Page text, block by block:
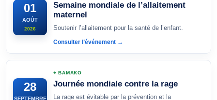
01
AOÛT
2026
Semaine mondiale de l’allaitement
maternel
Soutenir l’allaitement pour la santé de l’enfant.
Consulter l’événement →
28
SEPTEMBRE
⌖ BAMAKO
Journée mondiale contre la rage
La rage est évitable par la prévention et la